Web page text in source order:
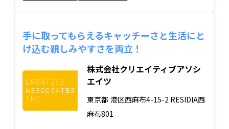
手に取ってもらえるキャッチーさと生活にと
け込む親しみやすさを両立！
株式会社クリエイティブアソシ
エイツ
東京都 港区西麻布4-15-2 RESIDIA西
麻布801